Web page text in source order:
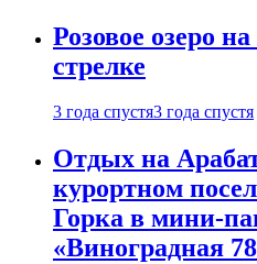
Розовое озеро
стрелке
3 года спустя3 года спустя
Отдых на
курортном
Горка в мини-
«Виноградная